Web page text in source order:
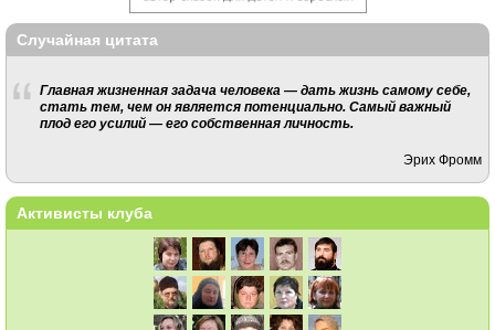
Случайная цитата
Главная жизненная задача человека — дать жизнь самому себе,
стать тем, чем он является потенциально. Самый важный
плод его усилий — его собственная личность.
Эрих Фромм
Активисты клуба